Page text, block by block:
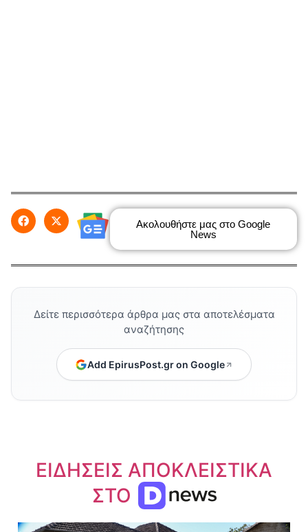
Ακολουθήστε μας στο Google
News
Δείτε περισσότερα άρθρα μας στα αποτελέσματα
αναζήτησης
Add EpirusPost.gr on Google
ΕΙΔΗΣΕΙΣ ΑΠΟΚΛΕΙΣΤΙΚΑ
ΣΤΟ